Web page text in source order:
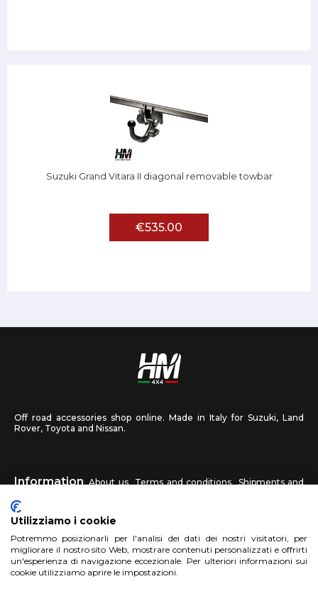
Suzuki Grand Vitara II diagonal removable towbar
€535.00
Off road accessories shop online. Made in Italy for Suzuki, Land
Rover, Toyota and Nissan.
Information About us Terms and conditions
Shipments and
returns
HM4X4 FAQ Affiliated workshop Send us a photo
Account Sign up
Utilizziamo i cookie
Potremmo posizionarli per l'analisi dei dati dei nostri visitatori, per
migliorare il nostro sito Web, mostrare contenuti personalizzati e offrirti
un'esperienza di navigazione eccezionale. Per ulteriori informazioni sui
cookie utilizziamo aprire le impostazioni.